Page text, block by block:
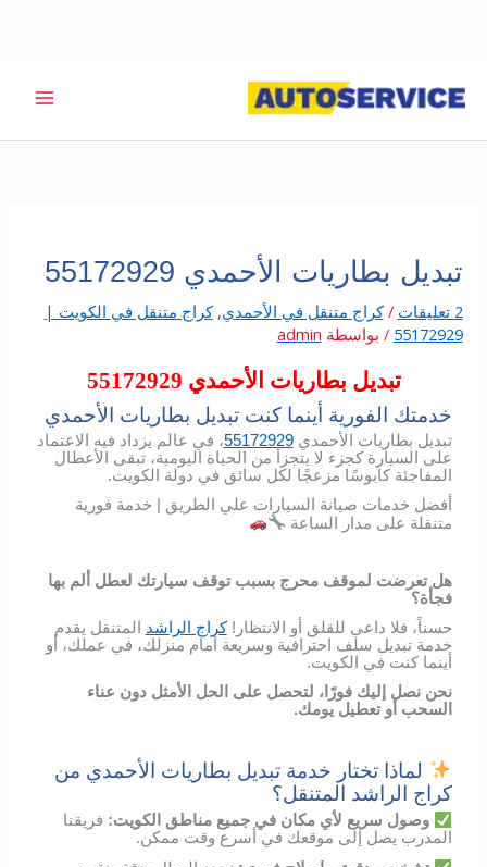
إلى
تبديل بطاريات الأحمدي 55172929
2 تعليقات /كراج متنقل في الأحمدي,كراج متنقل في الكويت |
55172929 / بواسطة admin
تبديل بطاريات الأحمدي 55172929
خدمتك الفورية أينما كنت تبديل بطاريات الأحمدي
تبديل بطاريات الأحمدي55172929، في عالم يزداد فيه الاعتماد
على السيارة كجزء لا يتجزأ من الحياة اليومية، تبقى الأعطال
المفاجئة كابوسًا مزعجًا لكل سائق في دولة الكويت.
أفضل خدمات صيانة السيارات علي الطريق | خدمة فورية
متنقلة على مدار الساعة
هل تعرضت لموقف محرج بسبب توقف سيارتك لعطل ألم بها
فجأة؟
حسناً، فلا داعي للقلق أو الانتظار!كراج الراشد المتنقل يقدم
خدمة تبديل سلف احترافية وسريعة أمام منزلك، في عملك، أو
أينما كنت في الكويت.
نحن نصل إليك فورًا، لتحصل على الحل الأمثل دون عناء
السحب أو تعطيل يومك.
لماذا تختار خدمة تبديل بطاريات الأحمدي من
كراج الراشد المتنقل؟
وصول سريع لأي مكان في جميع مناطق الكويت: فريقنا
المدرب يصل إلى موقعك في أسرع وقت ممكن.